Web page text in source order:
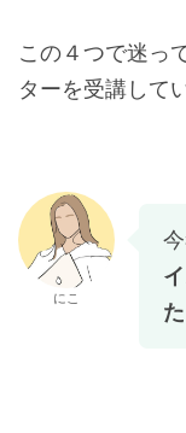
この４つで迷っ
ターを受講して
にこ